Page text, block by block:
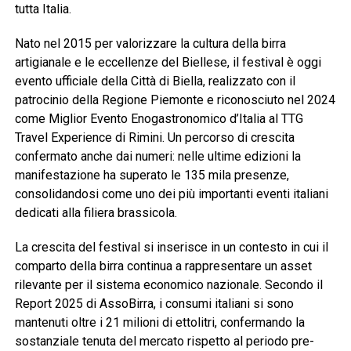
tutta Italia.
Nato nel 2015 per valorizzare la cultura della birra
artigianale e le eccellenze del Biellese, il festival è oggi
evento ufficiale della Città di Biella, realizzato con il
patrocinio della Regione Piemonte e riconosciuto nel 2024
come Miglior Evento Enogastronomico d’Italia al TTG
Travel Experience di Rimini. Un percorso di crescita
confermato anche dai numeri: nelle ultime edizioni la
manifestazione ha superato le 135 mila presenze,
consolidandosi come uno dei più importanti eventi italiani
dedicati alla filiera brassicola.
La crescita del festival si inserisce in un contesto in cui il
comparto della birra continua a rappresentare un asset
rilevante per il sistema economico nazionale. Secondo il
Report 2025 di AssoBirra, i consumi italiani si sono
mantenuti oltre i 21 milioni di ettolitri, confermando la
sostanziale tenuta del mercato rispetto al periodo pre-